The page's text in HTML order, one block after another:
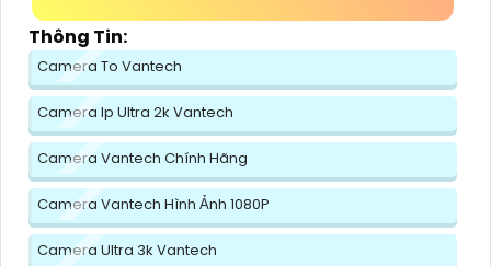
Thông Tin:
Camera To Vantech
Camera Ip Ultra 2k Vantech
Camera Vantech Chính Hãng
Camera Vantech Hình Ảnh 1080P
Camera Ultra 3k Vantech